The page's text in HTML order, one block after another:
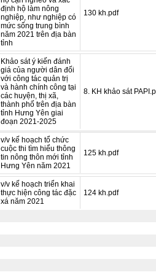
định hộ làm nông
nghiệp, như nghiệp có
mức sống trung bình
năm 2021 trên địa bàn
tỉnh
130 kh.pdf
Khảo sát ý kiến đánh
giá của người dân đối
với công tác quản trị
và hành chính công tại
các huyện, thị xã,
thành phố trên địa bàn
tỉnh Hưng Yên giai
đoạn 2021-2025
8. KH khảo sát
v/v kế hoạch tổ chức
cuộc thi tìm hiểu thông
tin nông thôn mới tỉnh
Hưng Yên năm 2021
125 kh.pdf
v/v kế hoạch triển khai
thực hiện công tác đặc
xá năm 2021
124 kh.pdf